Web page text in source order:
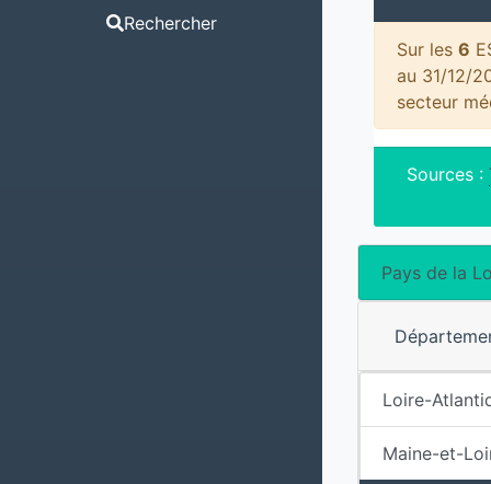
Rechercher
Sur les 6
au 31/12/
secteur
Sources :
Pays de la
Loire-
Maine-et-